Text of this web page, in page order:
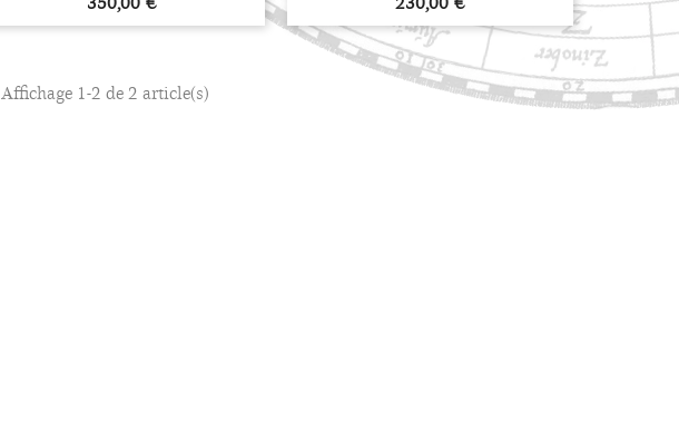
Affichage 1-2 de 2 article(s)